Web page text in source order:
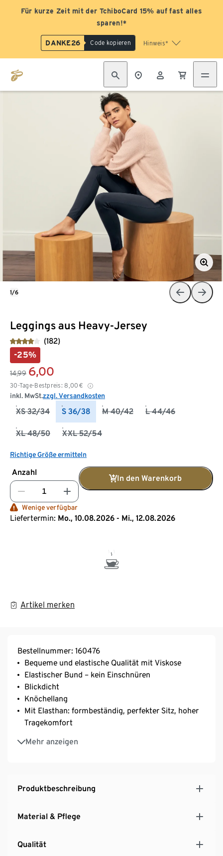
Für kurze Zeit mit der TchiboCard 15% auf fast alles
sparen!*
DANKE26 Code kopieren Hinweis*
Leggings aus Heavy-Jersey
(182)
-25%
14,99 6,00
30-Tage-Bestpreis: 8,00 €
inkl. MwSt.zzgl. Versandkosten
XS 32/34 S 36/38 M 40/42 L 44/46
XL 48/50 XXL 52/54
Richtige Größe ermitteln
Anzahl
In den Warenkorb
Wenige verfügbar
Liefertermin: Mo., 10.08.2026 - Mi., 12.08.2026
Artikel merken
1/6
Bestellnummer: 160476
Bequeme und elastische Qualität mit Viskose
Elastischer Bund – kein Einschnüren
Blickdicht
Knöchellang
Mit Elasthan: formbeständig, perfekter Sitz, hoher
Tragekomfort
Mehr anzeigen
Unser Model (1,73 m) trägt Größe 32/34
Produktbeschreibung
Material & Pflege
Qualität